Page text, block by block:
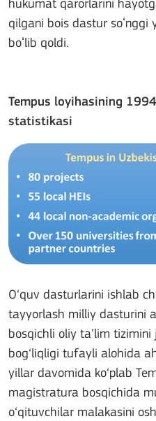
hukumat qarorlarini
qilgani bois dastur
boʻlib qoldi.
Tempus loyihasining
statistikasi
O‘quv dasturlarini ishlab
tayyorlash milliy dasturini
bosqichli oliy ta’lim
bog‘liqligi tufayli alohida
yillar davomida ko‘plab
magistratura bosqichida
o‘qituvchilar malakasini